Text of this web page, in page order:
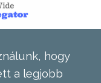
hogy
a legjobb